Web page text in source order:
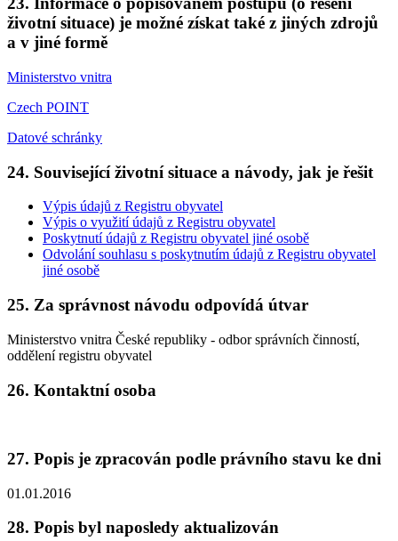
životní situace) je možné získat také z jiných zdrojů
a v jiné formě
Ministerstvo vnitra
Czech POINT
Datové schránky
24. Související životní situace a návody, jak je řešit
Výpis údajů z Registru obyvatel
Výpis o využití údajů z Registru obyvatel
Poskytnutí údajů z Registru obyvatel jiné osobě
Odvolání souhlasu s poskytnutím údajů z Registru obyvatel
jiné osobě
25. Za správnost návodu odpovídá útvar
Ministerstvo vnitra České republiky - odbor správních činností,
oddělení registru obyvatel
26. Kontaktní osoba
27. Popis je zpracován podle právního stavu ke dni
01.01.2016
28. Popis byl naposledy aktualizován